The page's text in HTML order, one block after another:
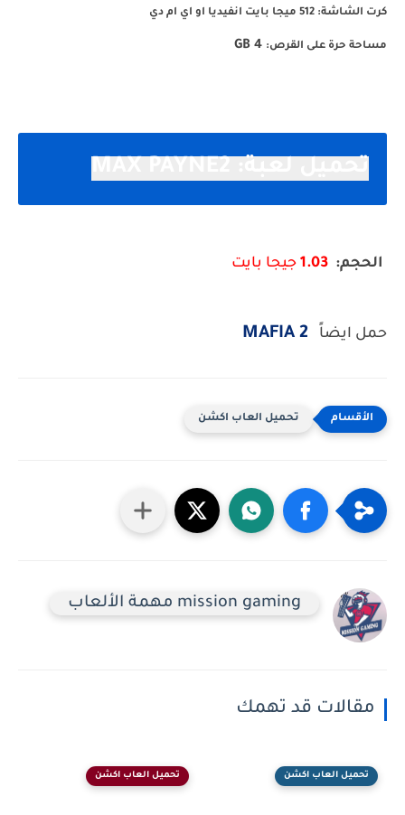
كرت الشاشة: 512 ميجا بايت انفيديا او اي ام دي
مساحة حرة على القرص:
الحجم: جيجا بايت
حمل ايضاً MAFIA 2
تحميل العاب اكشن
mission gaming مهمة الألعاب
مقالات قد تهمك
تحميل العاب اكشن تحميل العاب اكشن